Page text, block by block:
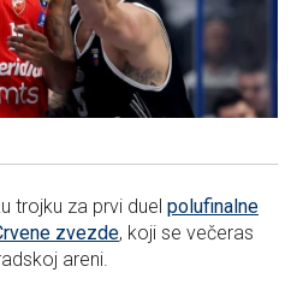
trojku za prvi duel polufinalne
zvezde, koji se večeras
areni.